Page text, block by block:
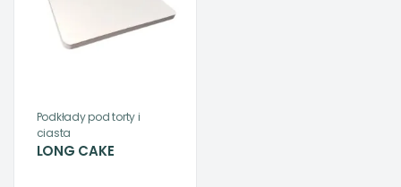
Podkłady pod torty i
ciasta
LONG CAKE